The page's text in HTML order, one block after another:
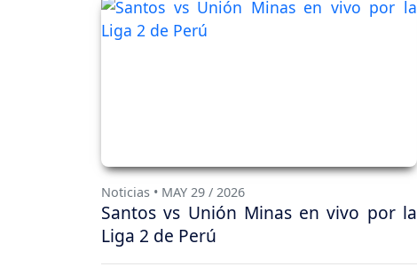
Noticias • MAY 29 / 2026
Santos vs Unión Minas en vivo por la
Liga 2 de Perú